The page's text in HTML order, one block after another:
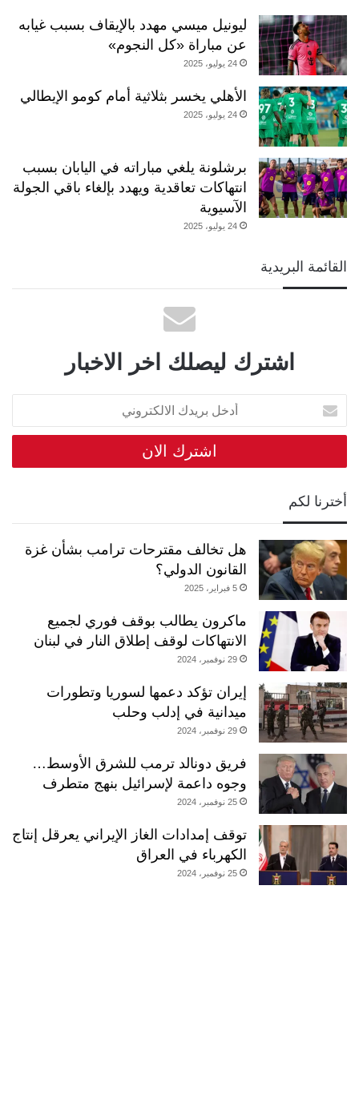
ليونيل ميسي مهدد بالإيقاف بسبب غيابه
عن مباراة «كل النجوم»
24 يوليو، 2025
الأهلي يخسر بثلاثية أمام كومو الإيطالي
24 يوليو، 2025
برشلونة يلغي مباراته في اليابان بسبب
انتهاكات تعاقدية ويهدد بإلغاء باقي الجولة
الآسيوية
24 يوليو، 2025
القائمة البريدية
اشترك ليصلك اخر الاخبار
أدخل
بريدك
الالكتروني
أخترنا لكم
هل تخالف مقترحات ترامب بشأن غزة
القانون الدولي؟
5 فبراير، 2025
ماكرون يطالب بوقف فوري لجميع
الانتهاكات لوقف إطلاق النار في لبنان
29 نوفمبر، 2024
إيران تؤكد دعمها لسوريا وتطورات
ميدانية في إدلب وحلب
29 نوفمبر، 2024
فريق دونالد ترمب للشرق الأوسط…
وجوه داعمة لإسرائيل بنهج متطرف
25 نوفمبر، 2024
توقف إمدادات الغاز الإيراني يعرقل إنتاج
الكهرباء في العراق
25 نوفمبر، 2024